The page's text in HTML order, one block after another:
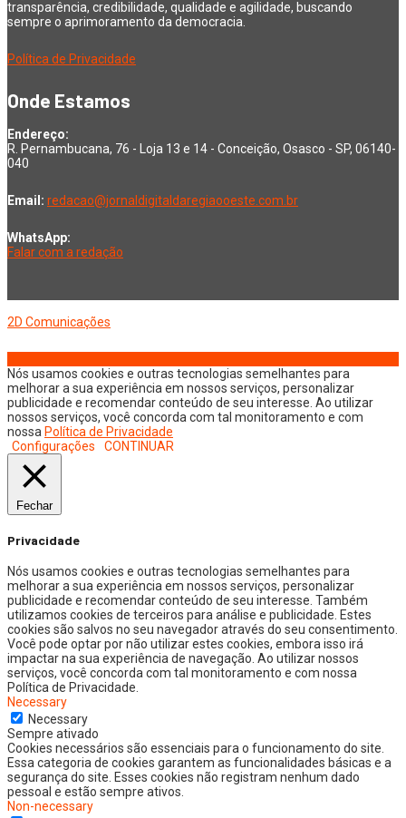
transparência, credibilidade, qualidade e agilidade, buscando
sempre o aprimoramento da democracia.
Política de Privacidade
Onde Estamos
Endereço:
R. Pernambucana, 76 - Loja 13 e 14 - Conceição, Osasco - SP, 06140-
040
Email: redacao@jornaldigitaldaregiaooeste.com.br
WhatsApp:
Falar com a redação
2D Comunicações
Nós usamos cookies e outras tecnologias semelhantes para
melhorar a sua experiência em nossos serviços, personalizar
publicidade e recomendar conteúdo de seu interesse. Ao utilizar
nossos serviços, você concorda com tal monitoramento e com
nossa Política de Privacidade
Configurações
CONTINUAR
Fechar
Privacidade
Nós usamos cookies e outras tecnologias semelhantes para
melhorar a sua experiência em nossos serviços, personalizar
publicidade e recomendar conteúdo de seu interesse. Também
utilizamos cookies de terceiros para análise e publicidade. Estes
cookies são salvos no seu navegador através do seu consentimento.
Você pode optar por não utilizar estes cookies, embora isso irá
impactar na sua experiência de navegação. Ao utilizar nossos
serviços, você concorda com tal monitoramento e com nossa
Política de Privacidade.
Necessary
Necessary
Sempre ativado
Cookies necessários são essenciais para o funcionamento do site.
Essa categoria de cookies garantem as funcionalidades básicas e a
segurança do site. Esses cookies não registram nenhum dado
pessoal e estão sempre ativos.
Non-necessary